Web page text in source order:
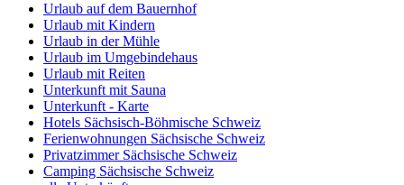
Urlaub auf dem Bauernhof
Urlaub mit Kindern
Urlaub in der Mühle
Urlaub im Umgebindehaus
Urlaub mit Reiten
Unterkunft mit Sauna
Unterkunft - Karte
Hotels Sächsisch-Böhmische Schweiz
Ferienwohnungen Sächsische Schweiz
Privatzimmer Sächsische Schweiz
Camping Sächsische Schweiz